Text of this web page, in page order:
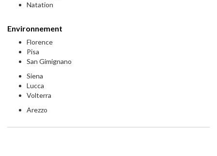
Natation
Environnement
Florence
Pisa
San Gimignano
Siena
Lucca
Volterra
Arezzo